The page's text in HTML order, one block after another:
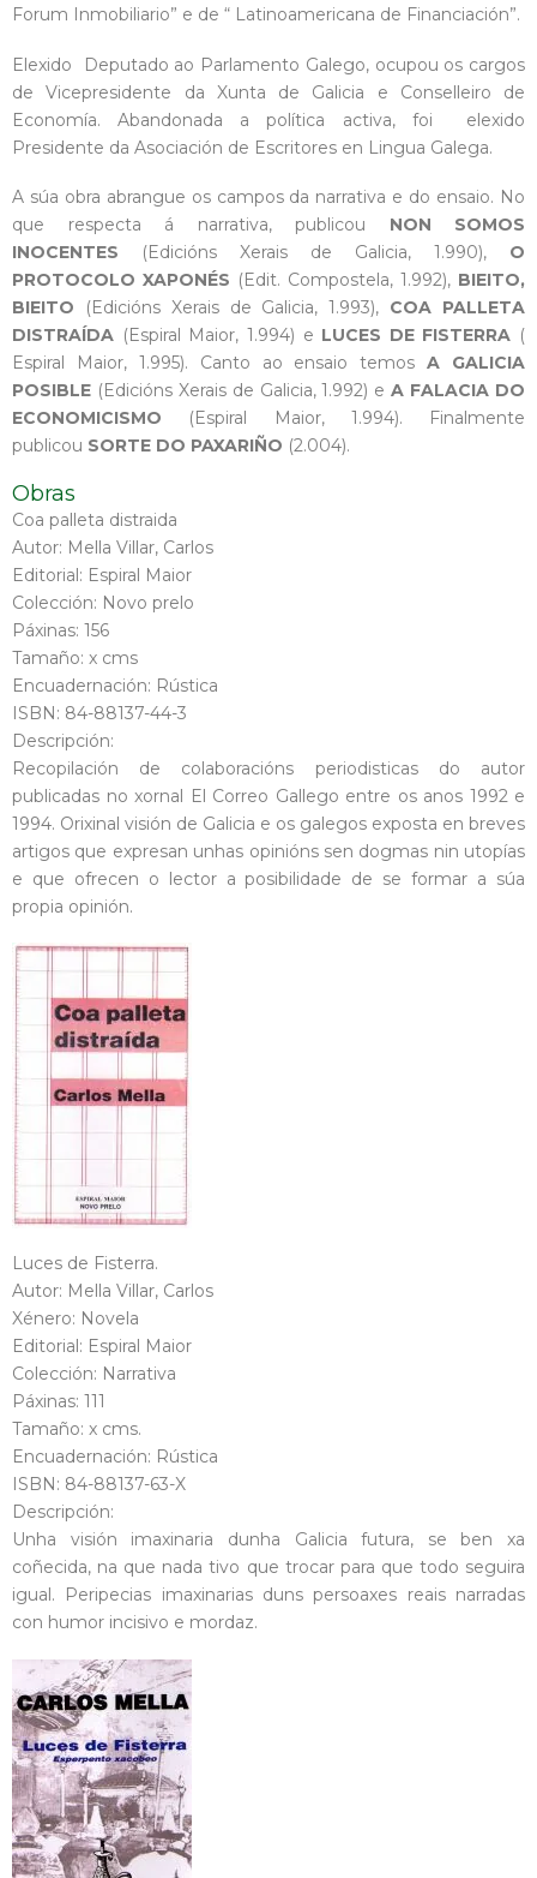
Forum Inmobiliario” e de “ Latinoamericana de Financiación”.
Elexido Deputado ao Parlamento Galego, ocupou os cargos
de Vicepresidente da Xunta de Galicia e Conselleiro de
Economía. Abandonada a política activa, foi elexido
Presidente da Asociación de Escritores en Lingua Galega.
A súa obra abrangue os campos da narrativa e do ensaio. No
que respecta á narrativa, publicou NON SOMOS
INOCENTES (Edicións Xerais de Galicia, 1.990), O
PROTOCOLO XAPONÉS (Edit. Compostela, 1.992), BIEITO,
BIEITO
(Edicións Xerais de Galicia, 1.993), COA PALLETA
DISTRAÍDA (Espiral Maior, 1.994) e LUCES DE FISTERRA (
Espiral Maior, 1.995). Canto ao ensaio temosA GALICIA
POSIBLE (Edicións Xerais de Galicia, 1.992) eA FALACIA DO
ECONOMICISMO (Espiral Maior, 1.994). Finalmente
publicou SORTE DO PAXARIÑO (2.004).
Obras
Coa palleta distraida
Autor: Mella Villar, Carlos
Editorial: Espiral Maior
Colección: Novo prelo
Páxinas: 156
Tamaño: x cms
Encuadernación: Rústica
ISBN: 84-88137-44-3
Descripción:
Recopilación de colaboracións periodisticas do autor
publicadas no xornal El Correo Gallego entre os anos 1992 e
1994. Orixinal visión de Galicia e os galegos exposta en breves
artigos que expresan unhas opinións sen dogmas nin utopías
e que ofrecen o lector a posibilidade de se formar a súa
propia opinión.
Luces de Fisterra.
Autor: Mella Villar, Carlos
Xénero: Novela
Editorial: Espiral Maior
Colección: Narrativa
Páxinas: 111
Tamaño: x cms.
Encuadernación: Rústica
ISBN: 84-88137-63-X
Descripción:
Unha visión imaxinaria dunha Galicia futura, se ben xa
coñecida, na que nada tivo que trocar para que todo seguira
igual. Peripecias imaxinarias duns persoaxes reais narradas
con humor incisivo e mordaz.